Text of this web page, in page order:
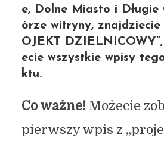
e, Dolne Miasto i
órze witryny, znajdziecie
OJEKT DZIELNICOWY”
ecie wszystkie wpisy
ktu.
Co ważne!Możecie
pierwszy wpis z